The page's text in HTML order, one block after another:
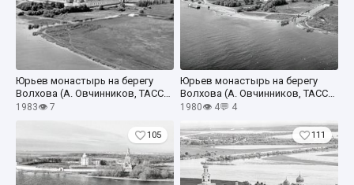
Юрьев монастырь на берегу
Волхова (А. Овчинников, ТАСС) ·
26 августа 1983
1983👁 7
Юрьев монастырь на берегу
Волхова (А. Овчинников, ТАСС) ·
июнь 1980
1980👁 4💬 4
105 111